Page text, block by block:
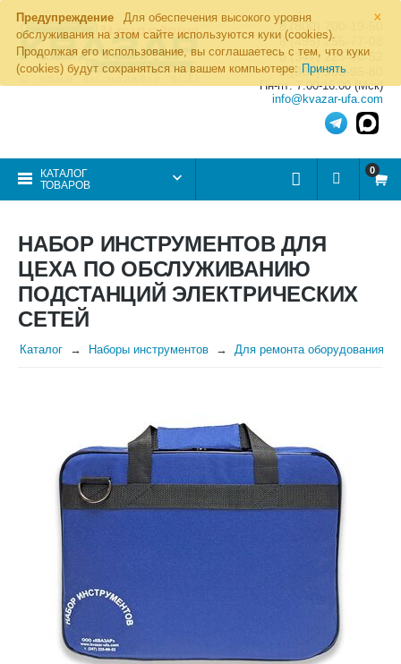
×
Предупреждение
Для обеспечения высокого уровня
обслуживания на этом сайте используются куки (cookies).
Продолжая его использование, вы соглашаетесь с тем, что куки
(cookies) будут сохраняться на вашем компьютере: Принять
8 (800) 700-19-50
8 (495) 255-77-08
8 (347) 225-00-52
8 (986) 963-95-80
Пн-пт: 7.00-16.00 (Мск)
info@kvazar-ufa.com
КАТАЛОГ
ТОВАРОВ
0
НАБОР ИНСТРУМЕНТОВ ДЛЯ
ЦЕХА ПО ОБСЛУЖИВАНИЮ
ПОДСТАНЦИЙ ЭЛЕКТРИЧЕСКИХ
СЕТЕЙ
Каталог Наборы инструментов Для ремонта оборудования